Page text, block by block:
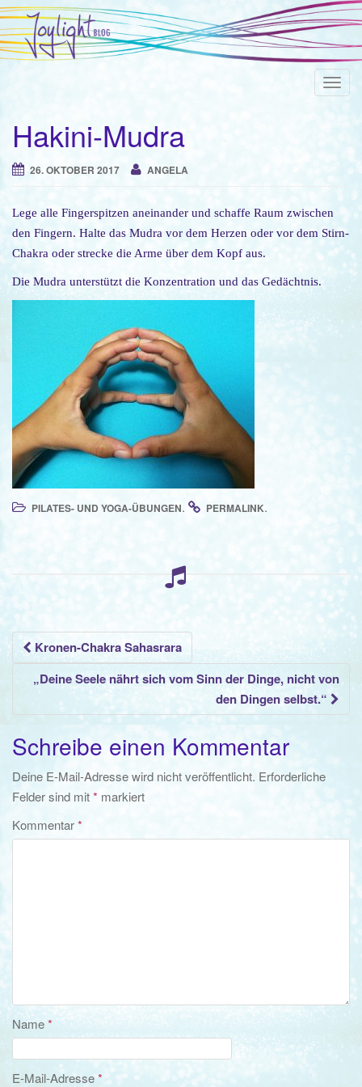
T
n
a
Hakini-Mudra
26. OKTOBER 2017 ANGELA
Lege alle Fingerspitzen aneinander und schaffe Raum zwischen
den Fingern. Halte das Mudra vor dem Herzen oder vor dem Stirn-
Chakra oder strecke die Arme über dem Kopf aus.
Die Mudra unterstützt die Konzentration und das Gedächtnis.
PILATES- UND YOGA-ÜBUNGEN. PERMALINK.
Beitrags-
Navigation
Kronen-Chakra Sahasrara
„Deine Seele nährt sich vom Sinn der Dinge, nicht von
den Dingen selbst.“
Schreibe einen Kommentar
Deine E-Mail-Adresse wird nicht veröffentlicht. Erforderliche
Felder sind mit* markiert
Kommentar*
Name*
E-Mail-Adresse*